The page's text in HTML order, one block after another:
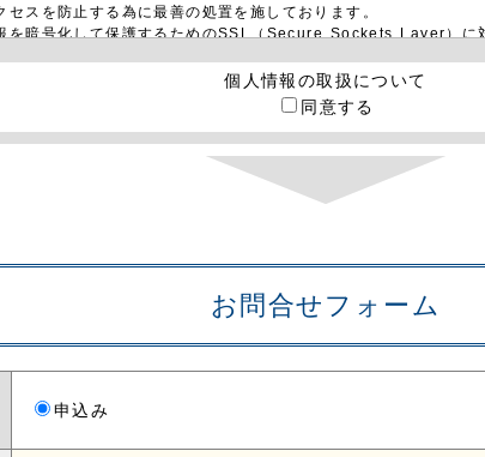
スを防止する為に最善の処置を施しております。
を暗号化して保護するためのSSL（Secure Sockets Layer）に
アクセスできる他のウェブページから取得された各種情報の利
関するご意見やご質問は下記までお問合せ下さい。
個人情報の取扱について
同意する
お問合せフォーム
申込み